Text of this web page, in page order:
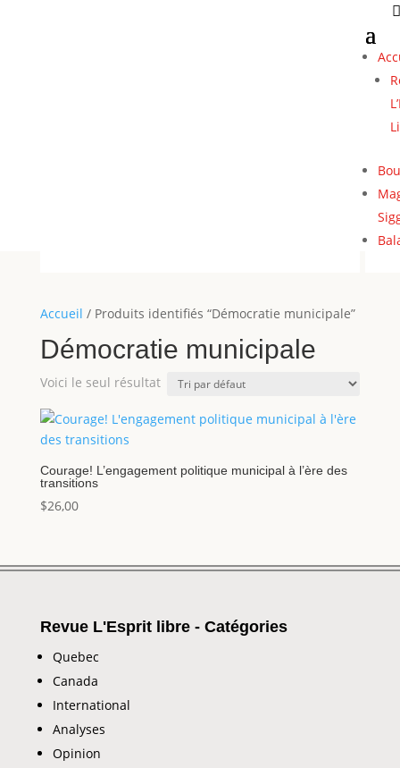
Accueil / Produits identifiés “Démocratie municipale”
Démocratie municipale
Voici le seul résultat
Courage! L’engagement politique municipal à l’ère des
transitions
$26,00
Revue L'Esprit libre - Catégories
Quebec
Canada
International
Analyses
Opinion